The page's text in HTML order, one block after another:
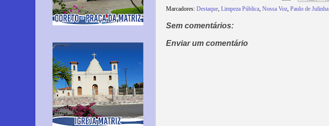
Marcadores: Destaque, Limpeza Pública, Nossa Voz, Paulo de Julinha
Sem comentários:
Enviar um comentário